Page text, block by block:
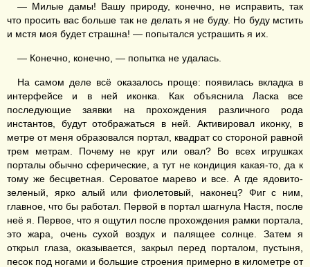
— Милые дамы! Вашу природу, конечно, не исправить, так
что просить вас больше так не делать я не буду. Но буду мстить
и мстя моя будет страшна! — попытался устрашить я их.
— Конечно, конечно, — попытка не удалась.
На самом деле всё оказалось проще: появилась вкладка в
интерфейсе и в ней иконка. Как объяснила Ласка все
последующие заявки на прохождения различного рода
инстантов, будут отображаться в ней. Активировал иконку, в
метре от меня образовался портал, квадрат со стороной равной
трем метрам. Почему не круг или овал? Во всех игрушках
порталы обычно сферические, а тут не кондиция какая-то, да к
тому же бесцветная. Сероватое марево и все. А где ядовито-
зеленый, ярко алый или фиолетовый, наконец? Фиг с ним,
главное, что бы работал. Первой в портал шагнула Настя, после
неё я. Первое, что я ощутил после прохождения рамки портала,
это жара, очень сухой воздух и палящее солнце. Затем я
открыл глаза, оказывается, закрыл перед порталом, пустыня,
песок под ногами и большие строения примерно в километре от